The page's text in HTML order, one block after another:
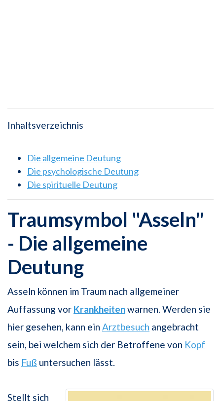
Inhaltsverzeichnis
Die allgemeine Deutung
Die psychologische Deutung
Die spirituelle Deutung
Traumsymbol "Asseln"
- Die allgemeine
Deutung
Asseln können im Traum nach allgemeiner
Auffassung vor Krankheitenwarnen. Werden sie
hier gesehen, kann ein Arztbesuch angebracht
sein, bei welchem sich der Betroffene von Kopf
bis Fuß untersuchen lässt.
Stellt sich